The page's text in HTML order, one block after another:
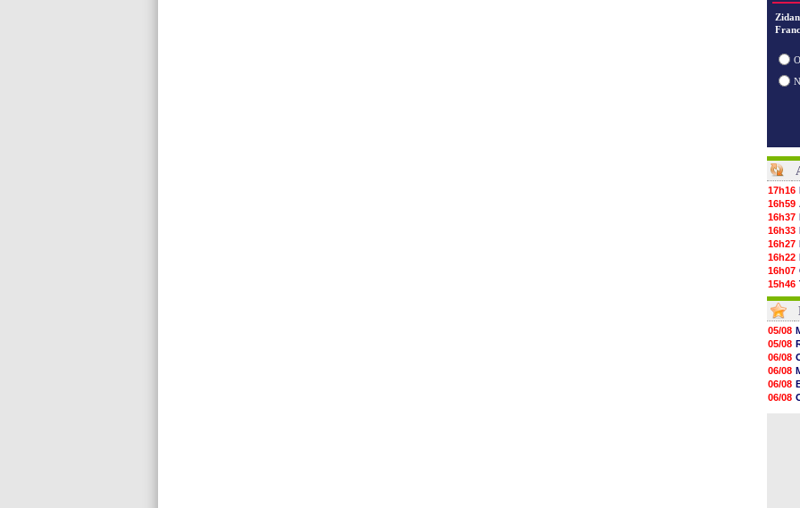
17h16
16h59
16h37
16h33
16h27
16h22
16h07
15h46
15h41
15h20
14h55
14h38
14h19
13h56
13h35
13h12
12h48
05/08
05/08
06/08
06/08
06/08
06/08